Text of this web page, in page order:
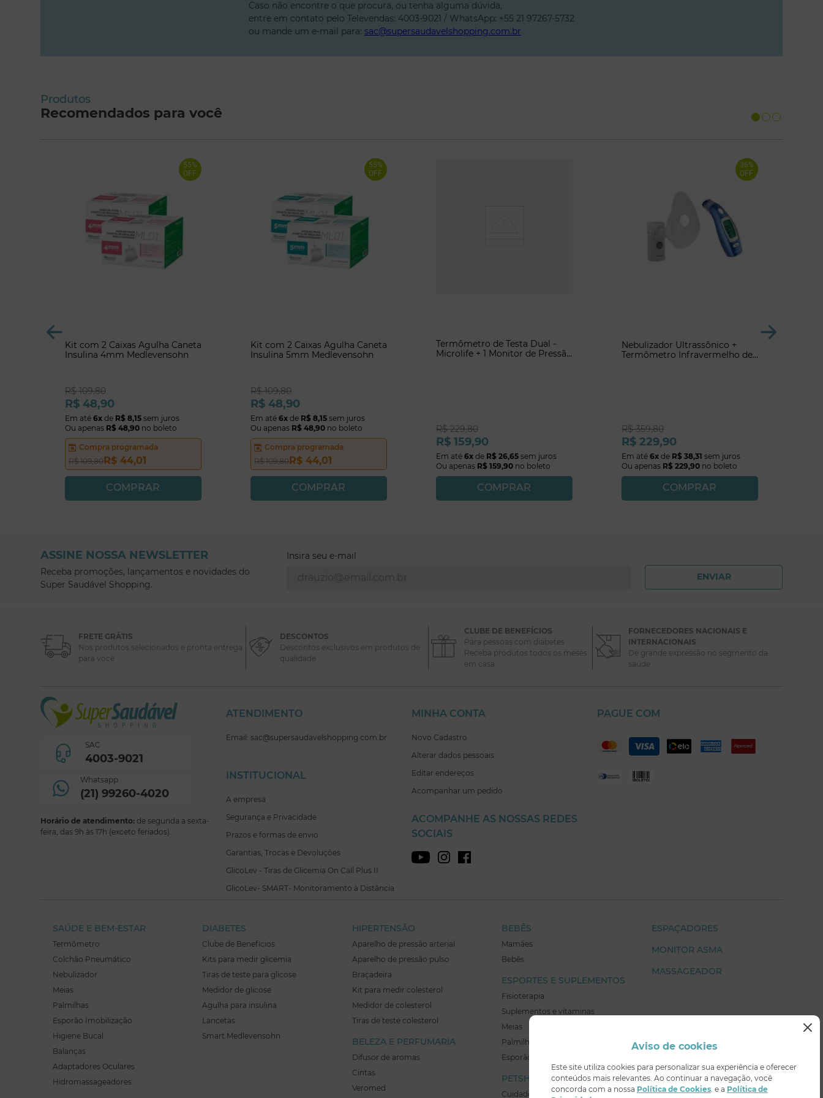
Aviso de cookies
Este site utiliza cookies para personalizar sua experiência e oferecer
conteúdos mais relevantes. Ao continuar a navegação, você
concorda com a nossa Política de Cookies. e a Política de
Caso não encontre o que procura, ou tenha alguma dúvida,
entre em contato pelo Televendas: 4003-9021 / WhatsApp: +55 21 97267-5732
ou mande um e-mail para: sac@supersaudavelshopping.com.br
Produtos
Recomendados para você
55%
OFF
Kit com 2 Caixas Agulha Caneta
Insulina 4mm Medlevensohn
R$ 109,80
R$ 48,90
Em até 6xde R$ 8,15sem juros
Ou apenas R$ 48,90no boleto
Compra programada
R$ 109,80R$ 44,01
COMPRAR
55%
OFF
Kit com 2 Caixas Agulha Caneta
Insulina 5mm Medlevensohn
R$ 109,80
R$ 48,90
Em até 6xde R$ 8,15sem juros
Ou apenas R$ 48,90no boleto
Compra programada
R$ 109,80R$ 44,01
COMPRAR
Termômetro de Testa Dual -
Microlife + 1 Monitor de Pressão
R$ 229,80
R$ 159,90
Em até 6xde R$ 26,65sem juros
Ou apenas R$ 159,90no boleto
COMPRAR
36%
OFF
Nebulizador Ultrassônico +
Termômetro Infravermelho de
R$ 359,80
R$ 229,90
Em até 6xde R$ 38,31 sem juros
Ou apenas R$ 229,90no boleto
COMPRAR
ASSINE NOSSA NEWSLETTER
Receba promoções, lançamentos e novidades do
Super Saudável Shopping.
Insira seu e-mail
ENVIAR
FRETE GRÁTIS
Nos produtos selecionados e pronta entrega
para você
DESCONTOS
Descontos exclusivos em produtos de
qualidade
CLUBE DE BENEFÍCIOS
Para pessoas com diabetes
Receba produtos todos os meses
em casa
FORNECEDORES NACIONAIS E
INTERNACIONAIS
De grande expressão no segmento da
saúde
SAC
4003-9021
Whatsapp
(21) 99260-4020
Horário de atendimento: de segunda a sexta-
feira, das 9h às 17h (exceto feriados).
ATENDIMENTO
Email: sac@supersaudavelshopping.com.br
INSTITUCIONAL
A empresa
Segurança e Privacidade
Prazos e formas de envio
Garantias, Trocas e Devoluções
GlicoLev - Tiras de Glicemia On Call Plus II
GlicoLev- SMART- Monitoramento à Distância
MINHA CONTA
Novo Cadastro
Alterar dados pessoais
Editar endereços
Acompanhar um pedido
ACOMPANHE AS NOSSAS REDES
SOCIAIS
PAGUE COM
SAÚDE E BEM-ESTAR
Termômetro
Colchão Pneumático
Nebulizador
Meias
Palmilhas
Esporão Imobilização
Higiene Bucal
Balanças
Adaptadores Oculares
Hidromassageadores
DIABETES
Clube de Benefícios
Kits para medir glicemia
Tiras de teste para glicose
Medidor de glicose
Agulha para insulina
Lancetas
Smart Medlevensohn
HIPERTENSÃO
Aparelho de pressão arterial
Aparelho de pressão pulso
Braçadeira
Kit para medir colesterol
Medidor de colesterol
Tiras de teste colesterol
BELEZA E PERFUMARIA
Difusor de aromas
Cintas
Veromed
BEBÊS
Mamães
Bebês
ESPORTES E SUPLEMENTOS
Fisioterapia
Suplementos e vitaminas
Meias
Palmilhas
Esporão Imobilização
PETSHOP
Cuidados Pet
ESPAÇADORES
MONITOR ASMA
MASSAGEADOR